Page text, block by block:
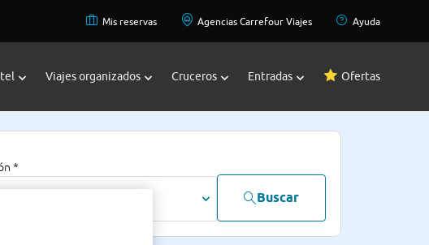
Mis reservas Agencias Carrefour Viajes Ayuda
Viajes organizados Cruceros Entradas Ofertas
*
Buscar